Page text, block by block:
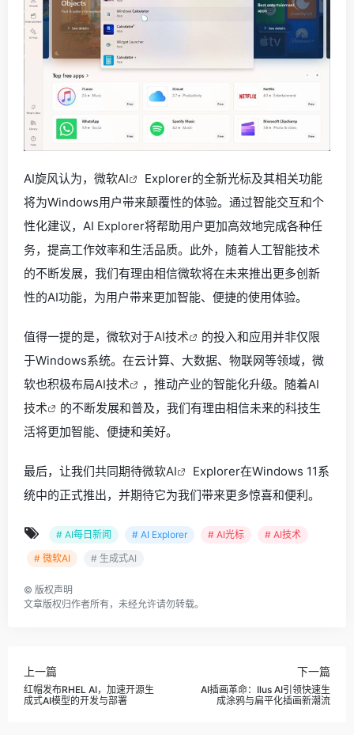
AI旋风认为， 微软AI
Explorer的全新光标及其相关功能
将为Windows用户带来颠覆性的体验。通过智能交互和个
性化建议，AI Explorer将帮助用户更加高效地完成各种任
务，提高工作效率和生活品质。此外，随着人工智能技术
的不断发展，我们有理由相信微软将在未来推出更多创新
性的AI功能，为用户带来更加智能、便捷的使用体验。
值得一提的是，微软对于AI技术
的投入和应用并非仅限
于Windows系统。在云计算、大数据、物联网等领域，微
软也积极布局AI技术 ，推动产业的智能化升级。随着AI
技术
的不断发展和普及，我们有理由相信未来的科技生
活将更加智能、便捷和美好。
最后，让我们共同期待微软AI
Explorer在Windows 11系
统中的正式推出，并期待它为我们带来更多惊喜和便利。
# AI每日新闻 # AI Explorer # AI光标
# AI技术
# 微软AI
# 生成式AI
© 版权声明
文章版权归作者所有，未经允许请勿转载。
上一篇
红帽发布RHEL AI，加速开源生
成式AI模型的开发与部署
下一篇
AI插画革命：Ilus AI引领快速生
成涂鸦与扁平化插画新潮流